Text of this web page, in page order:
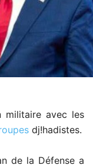
militaire avec les
dj!hadistes.
de la Défense a